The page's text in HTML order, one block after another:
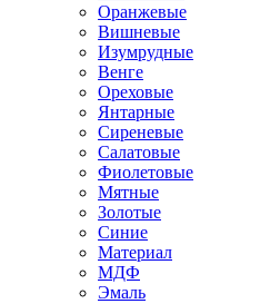
Оранжевые
Вишневые
Изумрудные
Венге
Ореховые
Янтарные
Сиреневые
Салатовые
Фиолетовые
Мятные
Золотые
Синие
Материал
МДФ
Эмаль